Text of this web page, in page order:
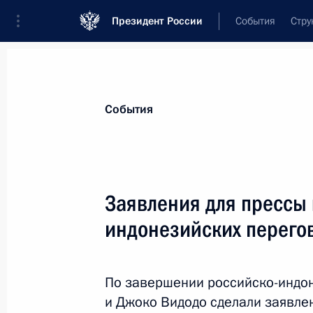
Президент России События
Ратифицировано соглашение о
и Индонезией
События
Заявления для
индонезийских
По завершении российско-
и Джоко Видодо сделали